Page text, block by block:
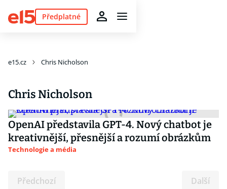
Předplatné
e15.cz Chris Nicholson
Chris Nicholson
OpenAI představila GPT-4. Nový chatbot je
kreativnější, přesnější a rozumí obrázkům
Technologie a média
Předchozí Další